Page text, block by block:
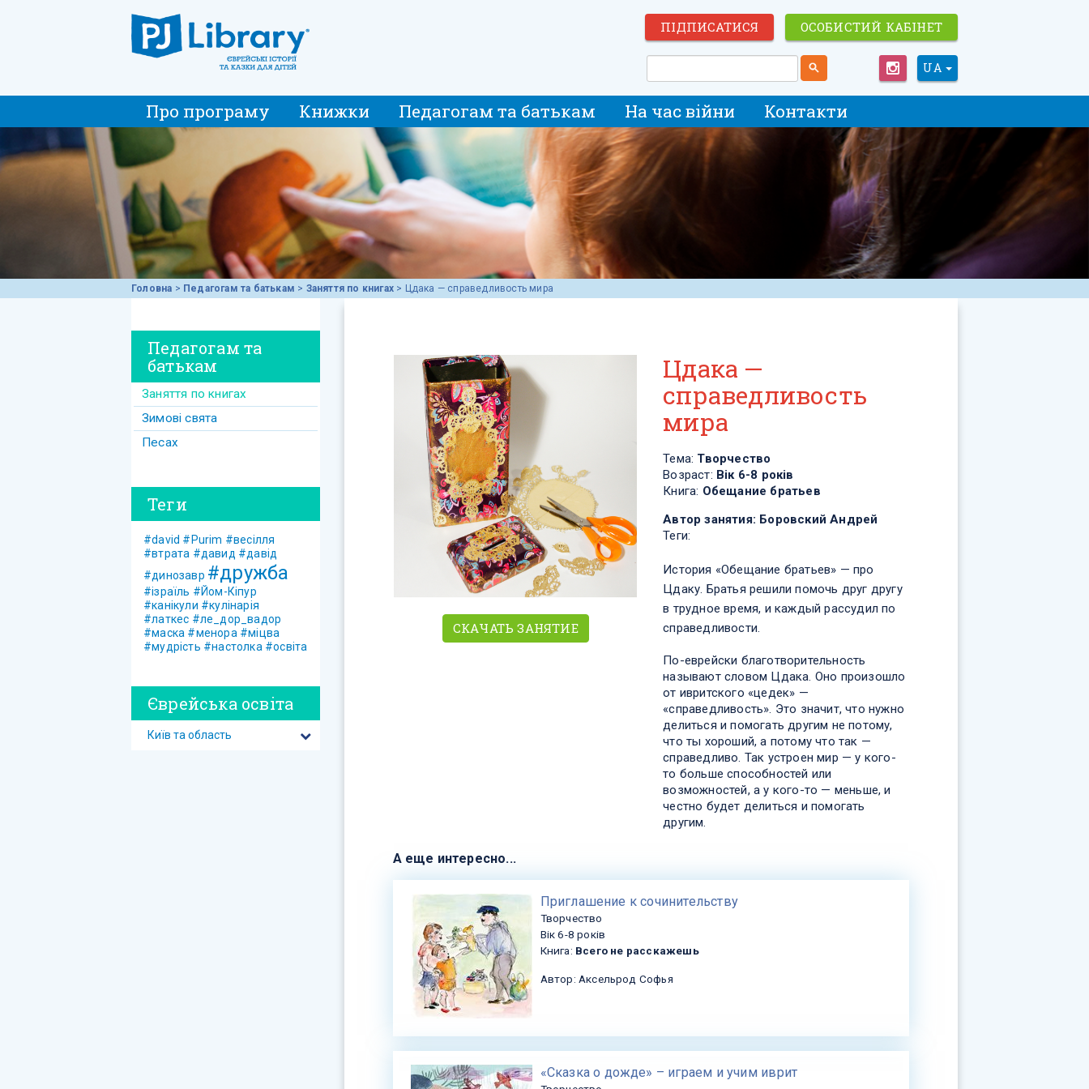
ПІДПИСАТИСЯ ОСОБИСТИЙ КАБІНЕТ
UA
Про програму Книжки Педагогам та батькам На час війни Контакти
Головна > Педагогам та батькам > Заняття по книгах > Цдака — справедливость мира
СКАЧАТЬ ЗАНЯТИЕ
Цдака —
справедливость
мира
Тема: Творчество
Возраст: Вік 6-8 років
Книга: Обещание братьев
Автор занятия: Боровский Андрей
Теги:
История «Обещание братьев» — про
Цдаку. Братья решили помочь друг другу
в трудное время, и каждый рассудил по
справедливости.
По-еврейски благотворительность
называют словом Цдака. Оно произошло
от ивритского «цедек» —
«справедливость». Это значит, что нужно
делиться и помогать другим не потому,
что ты хороший, а потому что так —
справедливо. Так устроен мир — у кого-
то больше способностей или
возможностей, а у кого-то — меньше, и
честно будет делиться и помогать
другим.
А еще интересно...
​Приглашение к сочинительству
Творчество
Вік 6-8 років
Книга: Всего не расскажешь
Автор: Аксельрод Софья
«Сказка о дожде» – играем и учим иврит
Педагогам та
батькам
Заняття по книгах
Зимові свята
Песах
Теги
#david #Purim #весілля
#втрата #давид #давід
#динозавр #дружба
#ізраїль #Йом-Кіпур
#канікули #кулінарія
#латкес #ле_дор_вадор
#маска #менора #міцва
#мудрість #настолка #освіта
Єврейська освіта